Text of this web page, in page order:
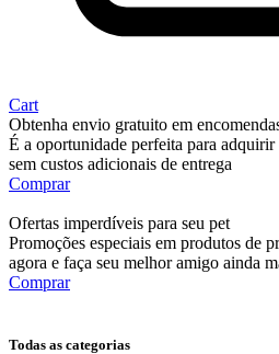
Cart
Obtenha envio gratuito em
É a oportunidade perfeita para
sem custos adicionais de entrega
Comprar
Ofertas imperdíveis para seu pet
Promoções especiais em produtos de
agora e faça seu melhor amigo ainda
Comprar
Todas as categorias